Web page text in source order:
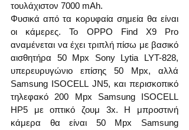
τουλάχιστον 7000 mAh.
Φυσικά από τα κορυφαία σημεία θα είναι
οι κάμερες. Το OPPO Find X9 Pro
αναμένεται να έχει τριπλή πίσω με βασικό
αισθητήρα 50 Mpx Sony Lytia LYT-828,
υπερευρυγώνιο επίσης 50 Mpx, αλλά
Samsung ISOCELL JN5, και περισκοπικό
τηλεφακό 200 Mpx Samsung ISOCELL
HP5 με οπτικό ζουμ 3x. Η μπροστινή
κάμερα θα είναι 50 Mpx Samsung